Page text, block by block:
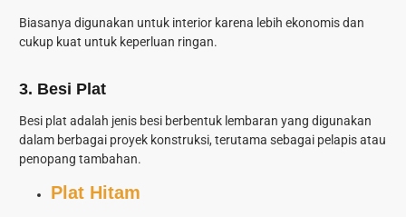
Biasanya digunakan untuk interior karena lebih ekonomis dan
cukup kuat untuk keperluan ringan.
3. Besi Plat
Besi plat adalah jenis besi berbentuk lembaran yang digunakan
dalam berbagai proyek konstruksi, terutama sebagai pelapis atau
penopang tambahan.
Plat Hitam